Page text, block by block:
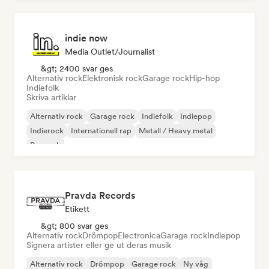
indie now
Media Outlet/Journalist
&gt; 2400 svar ges
Alternativ rockElektronisk rockGarage rockHip-hop
Indiefolk
Skriva artiklar
Alternativ rock Garage rock Indiefolk
Indiepop
Indierock
Internationell rap
Metall / Heavy metal
Poprock
Pravda Records
Etikett
&gt; 800 svar ges
Alternativ rockDrömpopElectronicaGarage rockIndiepop
Signera artister eller ge ut deras musik
Alternativ rock Drömpop Garage rock
Ny våg